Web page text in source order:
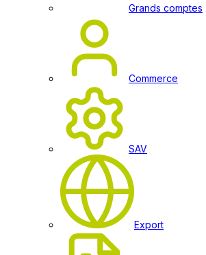
Grands comptes
Commerce
SAV
Export